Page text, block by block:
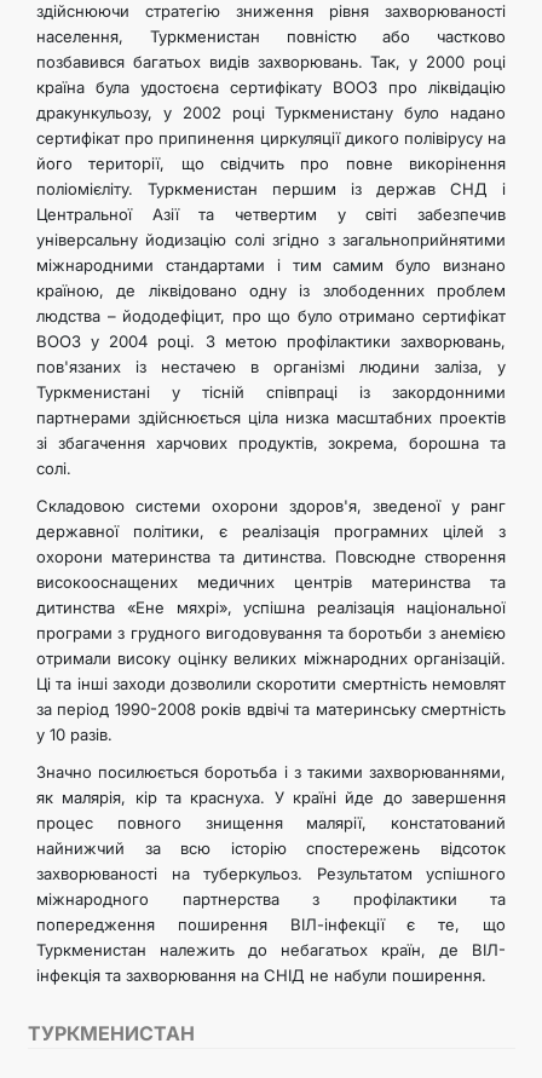
ТУРКМЕНИСТАН
здійснюючи стратегію зниження рівня захворюваності
населення, Туркменистан повністю або частково
позбавився багатьох видів захворювань. Так, у 2000 році
країна була удостоєна сертифікату ВООЗ про ліквідацію
дракункульозу, у 2002 році Туркменистану було надано
сертифікат про припинення циркуляції дикого полівірусу на
його території, що свідчить про повне викорінення
поліомієліту. Туркменистан першим із держав СНД і
Центральної Азії та четвертим у світі забезпечив
універсальну йодизацію солі згідно з загальноприйнятими
міжнародними стандартами і тим самим було визнано
країною, де ліквідовано одну із злободенних проблем
людства – йододефіцит, про що було отримано сертифікат
ВООЗ у 2004 році. З метою профілактики захворювань,
пов'язаних із нестачею в організмі людини заліза, у
Туркменистані у тісній співпраці із закордонними
партнерами здійснюється ціла низка масштабних проектів
зі збагачення харчових продуктів, зокрема, борошна та
солі.
Складовою системи охорони здоров'я, зведеної у ранг
державної політики, є реалізація програмних цілей з
охорони материнства та дитинства. Повсюдне створення
високооснащених медичних центрів материнства та
дитинства «Ене мяхрі», успішна реалізація національної
програми з грудного вигодовування та боротьби з анемією
отримали високу оцінку великих міжнародних організацій.
Ці та інші заходи дозволили скоротити смертність немовлят
за період 1990-2008 років вдвічі та материнську смертність
у 10 разів.
Значно посилюється боротьба і з такими захворюваннями,
як малярія, кір та краснуха. У країні йде до завершення
процес повного знищення малярії, констатований
найнижчий за всю історію спостережень відсоток
захворюваності на туберкульоз. Результатом успішного
міжнародного партнерства з профілактики та
попередження поширення ВІЛ-інфекції є те, що
Туркменистан належить до небагатьох країн, де ВІЛ-
інфекція та захворювання на СНІД не набули поширення.